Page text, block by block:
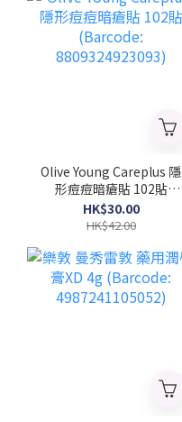
Olive Young Careplus 隱
形痘痘暗瘡貼 102貼
(Barcode:
8809324923093)
HK$30.00
HK$42.00